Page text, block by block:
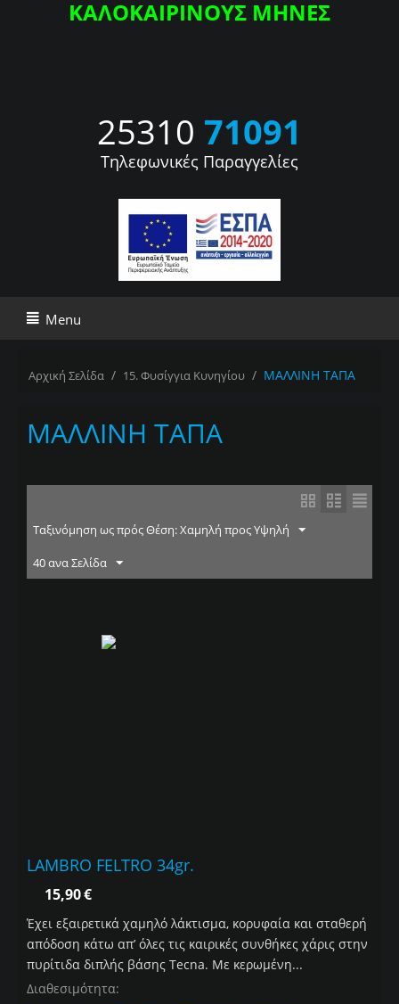
ΚΑΛΟΚΑΙΡΙΝΟΥΣ ΜΗΝΕΣ
25310 71091
Τηλεφωνικές Παραγγελίες
Menu
Αρχική Σελίδα / 15. Φυσίγγια Κυνηγίου / ΜΑΛΛΙΝΗ ΤΑΠΑ
ΜΑΛΛΙΝΗ ΤΑΠΑ
Ταξινόμηση ως πρός Θέση: Χαμηλή προς Υψηλή
40 ανα Σελίδα
LAMBRO FELTRO 34gr.
15,90€
Έχει εξαιρετικά χαμηλό λάκτισμα, κορυφαία και σταθερή
απόδοση κάτω απ’ όλες τις καιρικές συνθήκες χάρις στην
πυρίτιδα διπλής βάσης Tecna. Με κερωμένη...
Διαθεσιμότητα: